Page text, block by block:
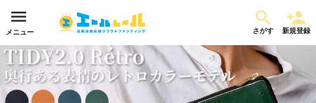
メニュー さがす 新規登録